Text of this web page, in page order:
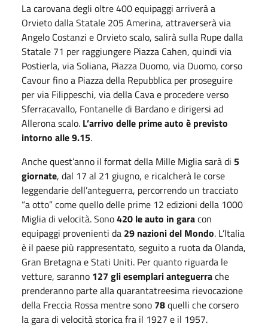
La carovana degli oltre 400 equipaggi arriverà a
Orvieto dalla Statale 205 Amerina, attraverserà via
Angelo Costanzi e Orvieto scalo, salirà sulla Rupe dalla
Statale 71 per raggiungere Piazza Cahen, quindi via
Postierla, via Soliana, Piazza Duomo, via Duomo, corso
Cavour fino a Piazza della Repubblica per proseguire
per via Filippeschi, via della Cava e procedere verso
Sferracavallo, Fontanelle di Bardano e dirigersi ad
Allerona scalo. L’arrivo delle prime auto è previsto
intorno alle 9.15.
Anche quest’anno il format della Mille Miglia sarà di 5
giornate, dal 17 al 21 giugno, e ricalcherà le corse
leggendarie dell’anteguerra, percorrendo un tracciato
“a otto” come quello delle prime 12 edizioni della 1000
Miglia di velocità. Sono420 le auto in garacon
equipaggi provenienti da 29 nazioni del Mondo. L’Italia
è il paese più rappresentato, seguito a ruota da Olanda,
Gran Bretagna e Stati Uniti. Per quanto riguarda le
vetture, saranno 127 gli esemplari anteguerrache
prenderanno parte alla quarantatreesima rievocazione
della Freccia Rossa mentre sono 78quelli che corsero
la gara di velocità storica fra il 1927 e il 1957.